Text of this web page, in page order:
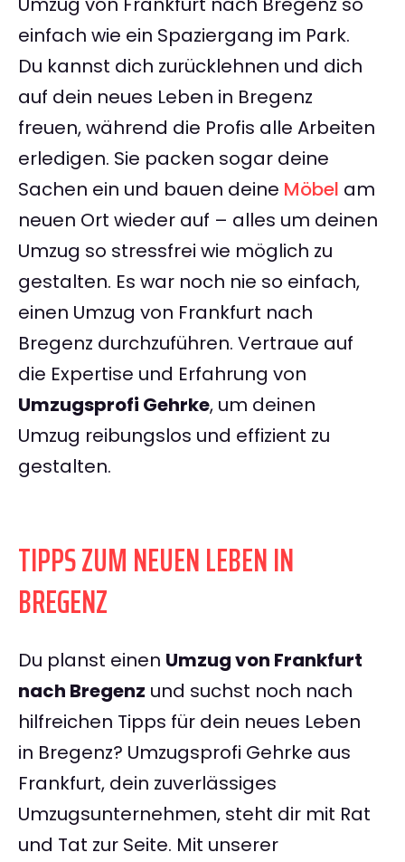
einfach wie ein Spaziergang im Park.
Du kannst dich zurücklehnen und dich
auf dein neues Leben in Bregenz
freuen, während die Profis alle Arbeiten
erledigen. Sie packen sogar deine
Sachen ein und bauen deine Möbel am
neuen Ort wieder auf – alles um deinen
Umzug so stressfrei wie möglich zu
gestalten. Es war noch nie so einfach,
einen Umzug von Frankfurt nach
Bregenz durchzuführen. Vertraue auf
die Expertise und Erfahrung von
Umzugsprofi Gehrke, um deinen
Umzug reibungslos und effizient zu
gestalten.
TIPPS ZUM NEUEN LEBEN IN
BREGENZ
Du planst einen Umzug von Frankfurt
nach Bregenz und suchst noch nach
hilfreichen Tipps für dein neues Leben
in Bregenz? Umzugsprofi Gehrke aus
Frankfurt, dein zuverlässiges
Umzugsunternehmen, steht dir mit Rat
und Tat zur Seite. Mit unserer